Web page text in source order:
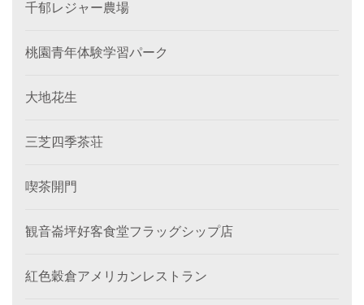
千郁レジャー農場
桃園青年体験学習パーク
大地花生
三芝四季茶荘
喫茶開門
観音崙坪好客食堂フラッグシップ店
紅色穀倉アメリカンレストラン